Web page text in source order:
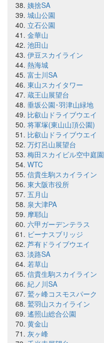
姨捨SA
城山公園
立石公園
金華山
池田山
伊豆スカイライン
熱海城
富士川SA
東山スカイタワー
蔵王山展望台
垂坂公園･羽津山緑地
比叡山ドライブウエイ
将軍塚(東山山頂公園)
比叡山ドライブウエイ
万灯呂山展望台
梅田スカイビル空中庭園
WTC
信貴生駒スカイライン
東大阪市役所
五月山
泉大津PA
摩耶山
六甲ガーデンテラス
ビーナスブリッジ
芦有ドライブウエイ
淡路SA
若草山
信貴生駒スカイライン
紀ノ川SA
鷲ヶ峰コスモスパーク
鷲羽山スカイライン
遙照山総合公園
黄金山
灰ヶ峰